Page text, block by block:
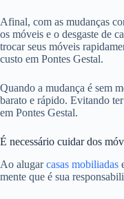
Afinal, com as mudanças
os móveis e o desgaste de
trocar seus móveis
custo em Pontes Gestal.
Quando a mudança é sem
barato e rápido. Evitando
em Pontes Gestal.
É necessário cuidar dos
Ao alugarcasas mobiliadas
mente que é sua